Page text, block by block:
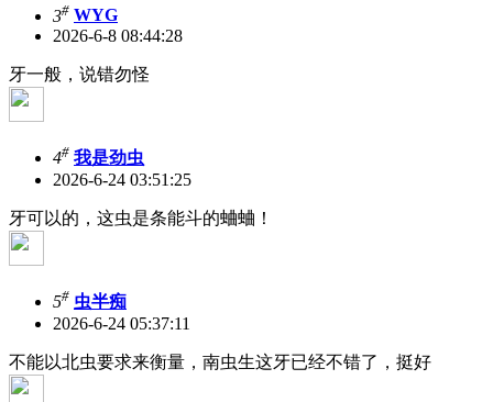
3# WYG
2026-6-8 08:44:28
牙一般，说错勿怪
4# 我是劲虫
2026-6-24 03:51:25
牙可以的，这虫是条能斗的蛐蛐！
5# 虫半痴
2026-6-24 05:37:11
不能以北虫要求来衡量，南虫生这牙已经不错了，挺好